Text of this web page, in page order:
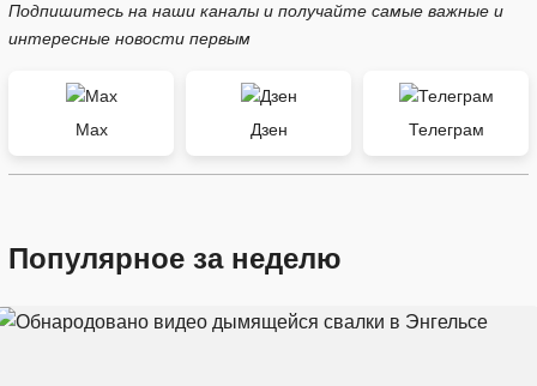
Подпишитесь на наши каналы и получайте самые важные и
интересные новости первым
Max Дзен Телеграм
Популярное за неделю